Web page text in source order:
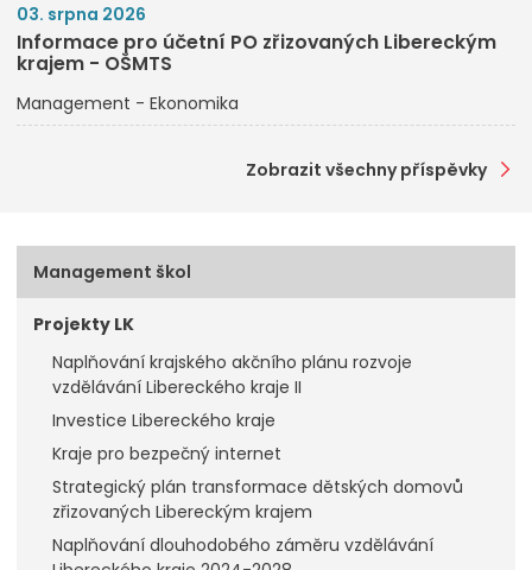
03. srpna 2026
Informace pro účetní PO zřizovaných Libereckým
krajem - OŠMTS
Management - Ekonomika
Zobrazit všechny příspěvky
Management škol
Projekty LK
Naplňování krajského akčního plánu rozvoje
vzdělávání Libereckého kraje II
Investice Libereckého kraje
Kraje pro bezpečný internet
Strategický plán transformace dětských domovů
zřizovaných Libereckým krajem
Naplňování dlouhodobého záměru vzdělávání